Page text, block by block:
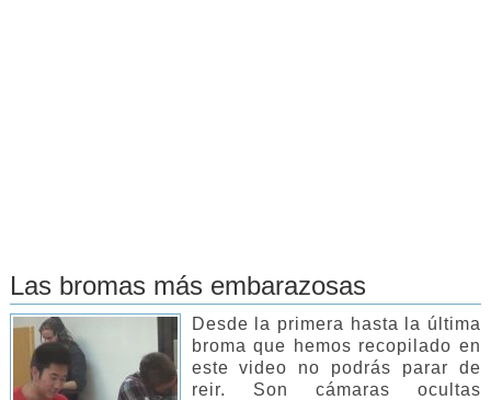
Las bromas más embarazosas
Desde la primera hasta la última
broma que hemos recopilado en
este video no podrás parar de
reir. Son cámaras ocultas